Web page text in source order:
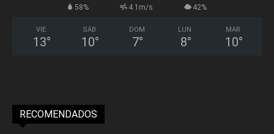
58% 4.1m/s 42%
VIE
13°
SÁB
10°
DOM
7°
LUN
8°
MAR
10°
RECOMENDADOS